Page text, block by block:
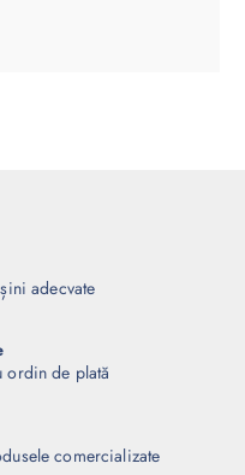
adecvate
ordin de plată
comercializate